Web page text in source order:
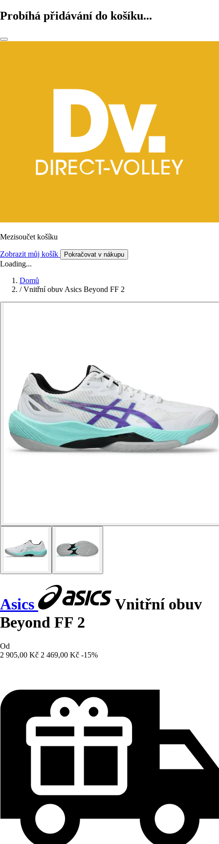
Probíhá přidávání do košíku...
Mezisoučet košíku
Zobrazit můj košík Pokračovat v nákupu
Loading...
Domů
/ Vnitřní obuv Asics Beyond FF 2
Asics
Vnitřní obuv
Beyond FF 2
Od
2 905,00 Kč 2 469,00 Kč -15%